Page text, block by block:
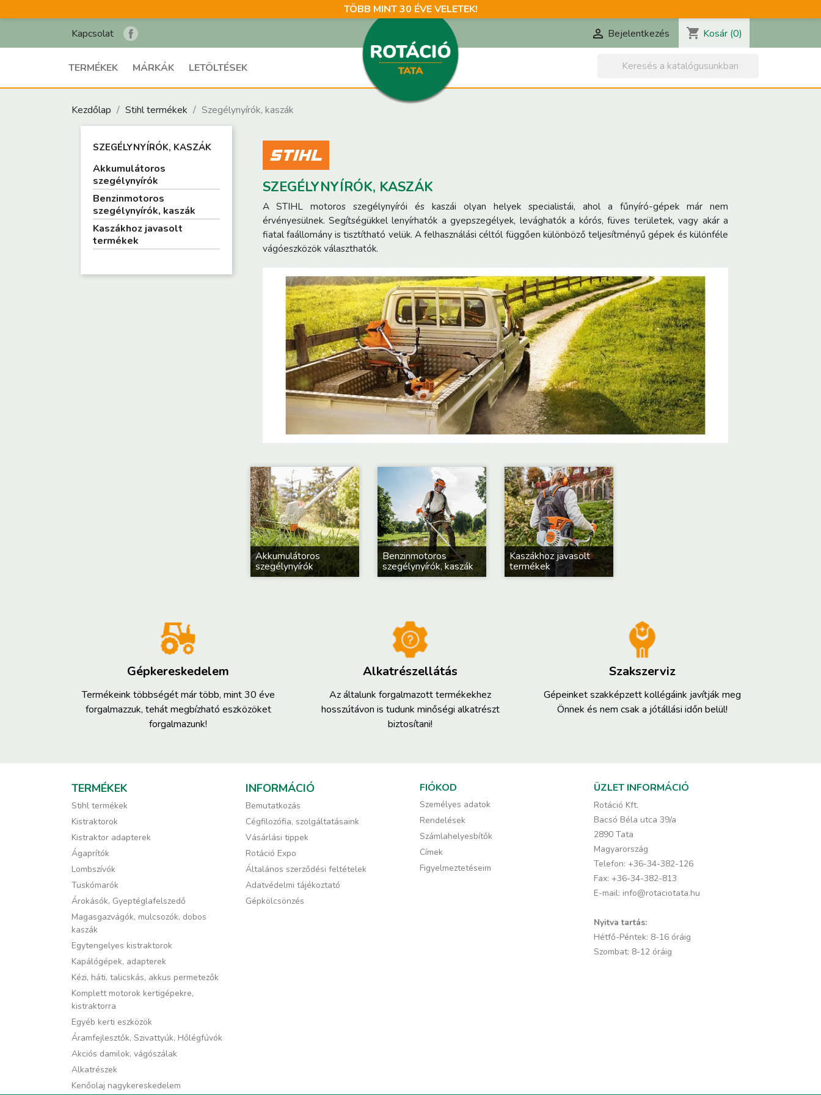
TÖBB MINT 30 ÉVE VELETEK!
Kapcsolat
 Bejelentkezés shopping_cart Kosár (0)
TERMÉKEK MÁRKÁK LETÖLTÉSEK

Kezdőlap Stihl termékek Szegélynyírók, kaszák
SZEGÉLYNYÍRÓK, KASZÁK
Akkumulátoros
szegélynyírók
Benzinmotoros
szegélynyírók, kaszák
Kaszákhoz javasolt
termékek
SZEGÉLYNYÍRÓK, KASZÁK
A STIHL motoros szegélynyírói és kaszái olyan helyek specialistái, ahol a fűnyíró-gépek már nem
érvényesülnek. Segítségükkel lenyírhatók a gyepszegélyek, levághatók a kórós, füves területek, vagy akár a
fiatal faállomány is tisztítható velük. A felhasználási céltól függően különböző teljesítményű gépek és különféle
vágóeszközök választhatók.
Akkumulátoros
szegélynyírók
Benzinmotoros
szegélynyírók, kaszák
Kaszákhoz javasolt
termékek
Gépkereskedelem
Termékeink többségét már több, mint 30 éve
forgalmazzuk, tehát megbízható eszközöket
forgalmazunk!
Alkatrészellátás
Az általunk forgalmazott termékekhez
hosszútávon is tudunk minőségi alkatrészt
biztosítani!
Szakszerviz
Gépeinket szakképzett kollégáink javítják meg
Önnek és nem csak a jótállási időn belül!
TERMÉKEK
Stihl termékek
Kistraktorok
Kistraktor adapterek
Ágaprítók
Lombszívók
Tuskómarók
Árokásók, Gyeptéglafelszedő
Magasgazvágók, mulcsozók, dobos
kaszák
Egytengelyes kistraktorok
Kapálógépek, adapterek
Kézi, háti, talicskás, akkus permetezők
Komplett motorok kertigépekre,
kistraktorra
Egyéb kerti eszközök
Áramfejlesztők, Szivattyúk, Hőlégfúvók
Akciós damilok, vágószálak
Alkatrészek
Kenőolaj nagykereskedelem
INFORMÁCIÓ
Bemutatkozás
Cégfilozófia, szolgáltatásaink
Vásárlási tippek
Rotáció Expo
Általános szerződési feltételek
Adatvédelmi tájékoztató
Gépkölcsönzés
FIÓKOD
Személyes adatok
Rendelések
Számlahelyesbítők
Címek
Figyelmeztetéseim
ÜZLET INFORMÁCIÓ
Rotáció Kft.
Bacsó Béla utca 39/a
2890 Tata
Magyarország
Telefon: +36-34-382-126
Fax: +36-34-382-813
E-mail: info@rotaciotata.hu
Nyitva tartás:
Hétfő-Péntek: 8-16 óráig
Szombat: 8-12 óráig